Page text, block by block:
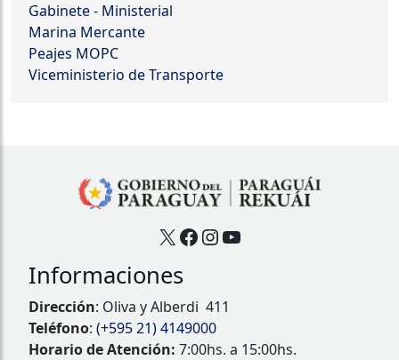
Gabinete - Ministerial
Marina Mercante
Peajes MOPC
Viceministerio de Transporte
X Facebook
Instagram
YouTube
Informaciones
Dirección: Oliva y Alberdi 411
Teléfono: (+595 21) 4149000
Horario de Atención: 7:00hs. a 15:00hs.